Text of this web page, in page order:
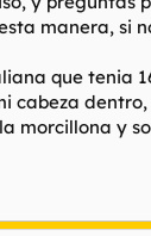
manera, si
que tenia
cabeza
morcillona y